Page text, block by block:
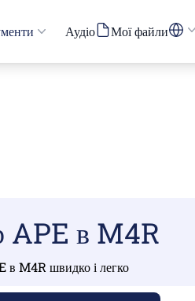
Аудіо Мої файли
APE в M4R
в M4R швидко і легко